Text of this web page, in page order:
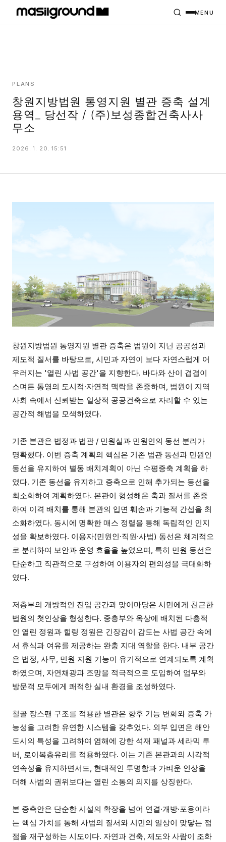
PROJECTS
MASILWIDE
MENU
PLANS
창원지방법원 통영지원 별관 증축 설계
용역_ 당선작 / (주)보성종합건축사사
무소
2026. 1. 20. 15:51
창원지방법원 통영지원 별관 증축은 법원이 지닌 공공성과
제도적 질서를 바탕으로, 시민과 자연이 보다 자연스럽게 어
우러지는 '열린 사법 공간'을 지향한다. 바다와 산이 겹겹이
스며든 통영의 도시적·자연적 맥락을 존중하며, 법원이 지역
사회 속에서 신뢰받는 일상적 공공건축으로 자리할 수 있는
공간적 해법을 모색하였다.
기존 본관은 법정과 법관 / 민원실과 민원인의 동선 분리가
명확했다. 이번 증축 계획의 핵심은 기존 법관 동선과 민원인
동선을 유지하여 별동 배치계획이 아닌 수평증축 계획을 하
였다. 기존 동선을 유지하고 증축으로 인해 추가되는 동선을
최소화하여 계획하였다. 본관이 형성해온 축과 질서를 존중
하여 이격 배치를 통해 본관의 입면 훼손과 기능적 간섭을 최
소화하였다. 동시에 명확한 매스 정렬을 통해 독립적인 인지
성을 확보하였다. 이용자(민원인·직원·사법) 동선은 체계적으
로 분리하여 보안과 운영 효율을 높였으며, 특히 민원 동선은
단순하고 직관적으로 구성하여 이용자의 편의성을 극대화하
였다.
저층부의 개방적인 진입 공간과 맞이마당은 시민에게 친근한
법원의 첫인상을 형성한다. 중층부와 옥상에 배치된 다층적
인 열린 정원과 힐링 정원은 긴장감이 감도는 사법 공간 속에
서 휴식과 여유를 제공하는 완충 지대 역할을 한다. 내부 공간
은 법정, 사무, 민원 지원 기능이 유기적으로 연계되도록 계획
하였으며, 자연채광과 조망을 적극적으로 도입하여 업무와
방문객 모두에게 쾌적한 실내 환경을 조성하였다.
철골 장스팬 구조를 적용한 별관은 향후 기능 변화와 증축 가
능성을 고려한 유연한 시스템을 갖추었다. 외부 입면은 해안
도시의 특성을 고려하여 염해에 강한 석재 패널과 세라믹 루
버, 로이복층유리를 적용하였다. 이는 기존 본관과의 시각적
연속성을 유지하면서도, 현대적인 투명함과 가벼운 인상을
더해 사법의 권위보다는 열린 소통의 의지를 상징한다.
본 증축안은 단순한 시설의 확장을 넘어 연결·개방·포용이라
는 핵심 가치를 통해 사법의 질서와 시민의 일상이 맞닿는 접
점을 재구성하는 시도이다. 자연과 건축, 제도와 사람이 조화